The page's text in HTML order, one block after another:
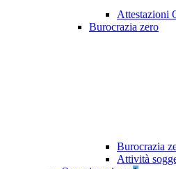
Attestazioni
Burocrazia zero
Burocrazia
Attività